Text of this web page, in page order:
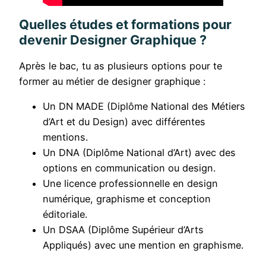
Quelles études et formations pour
devenir Designer Graphique ?
Après le bac, tu as plusieurs options pour te
former au métier de designer graphique :
Un DN MADE (Diplôme National des Métiers
d’Art et du Design) avec différentes
mentions.
Un DNA (Diplôme National d’Art) avec des
options en communication ou design.
Une licence professionnelle en design
numérique, graphisme et conception
éditoriale.
Un DSAA (Diplôme Supérieur d’Arts
Appliqués) avec une mention en graphisme.